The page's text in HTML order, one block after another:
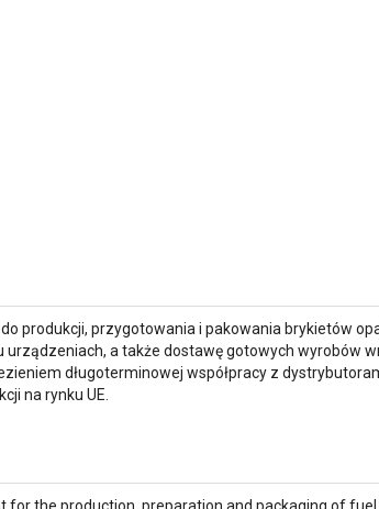
produkcji, przygotowania i pakowania brykietów
urządzeniach, a także dostawę gotowych wyrobów
długoterminowej współpracy z
na rynku UE.